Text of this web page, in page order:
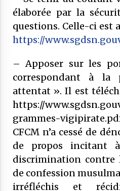
élaborée par la
questions. Celle-ci est
https://
– Apposer sur les
correspondant à la
attentat ». Il est
https://
grammes-
CFCM n’a cessé de
de propos incitant
discrimination contre
de confession
irréfléchis et